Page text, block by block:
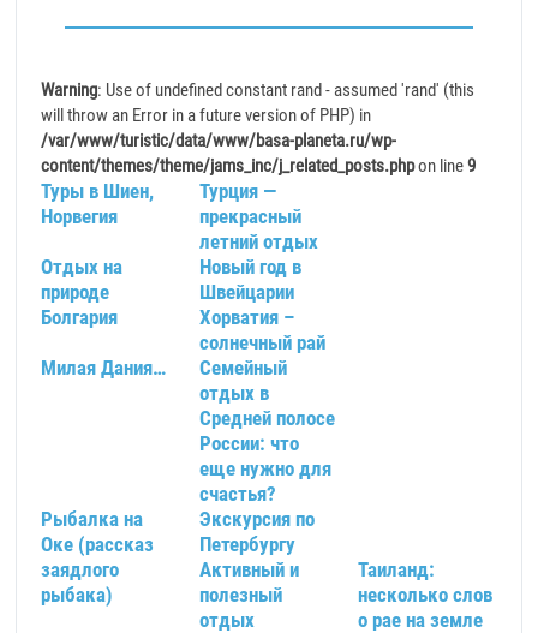
Warning: Use of undefined constant rand - assumed 'rand' (this
will throw an Error in a future version of PHP) in
/var/www/turistic/data/www/basa-planeta.ru/wp-
content/themes/theme/jams_inc/j_related_posts.phpon line9
Туры в Шиен,
Норвегия
Турция —
прекрасный
летний отдых
Отдых на
природе
Новый год в
Швейцарии
Болгария
Хорватия –
солнечный рай
Милая Дания…
Семейный
отдых в
Средней полосе
России: что
еще нужно для
счастья?
Рыбалка на
Оке (рассказ
заядлого
рыбака)
Экскурсия по
Петербургу
Активный и
полезный
отдых
Таиланд:
несколько слов
о рае на земле